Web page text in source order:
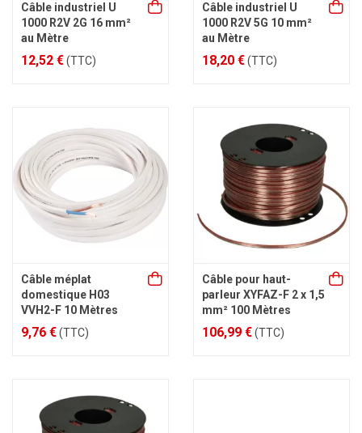
Câble industriel U
1000 R2V 2G 16 mm²
au Mètre
12,52 €(TTC)
Câble industriel U
1000 R2V 5G 10 mm²
au Mètre
18,20 €(TTC)
Câble méplat
domestique H03
VVH2-F 10 Mètres
9,76 €(TTC)
Câble pour haut-
parleur XYFAZ-F 2 x 1,5
mm² 100 Mètres
106,99 €(TTC)